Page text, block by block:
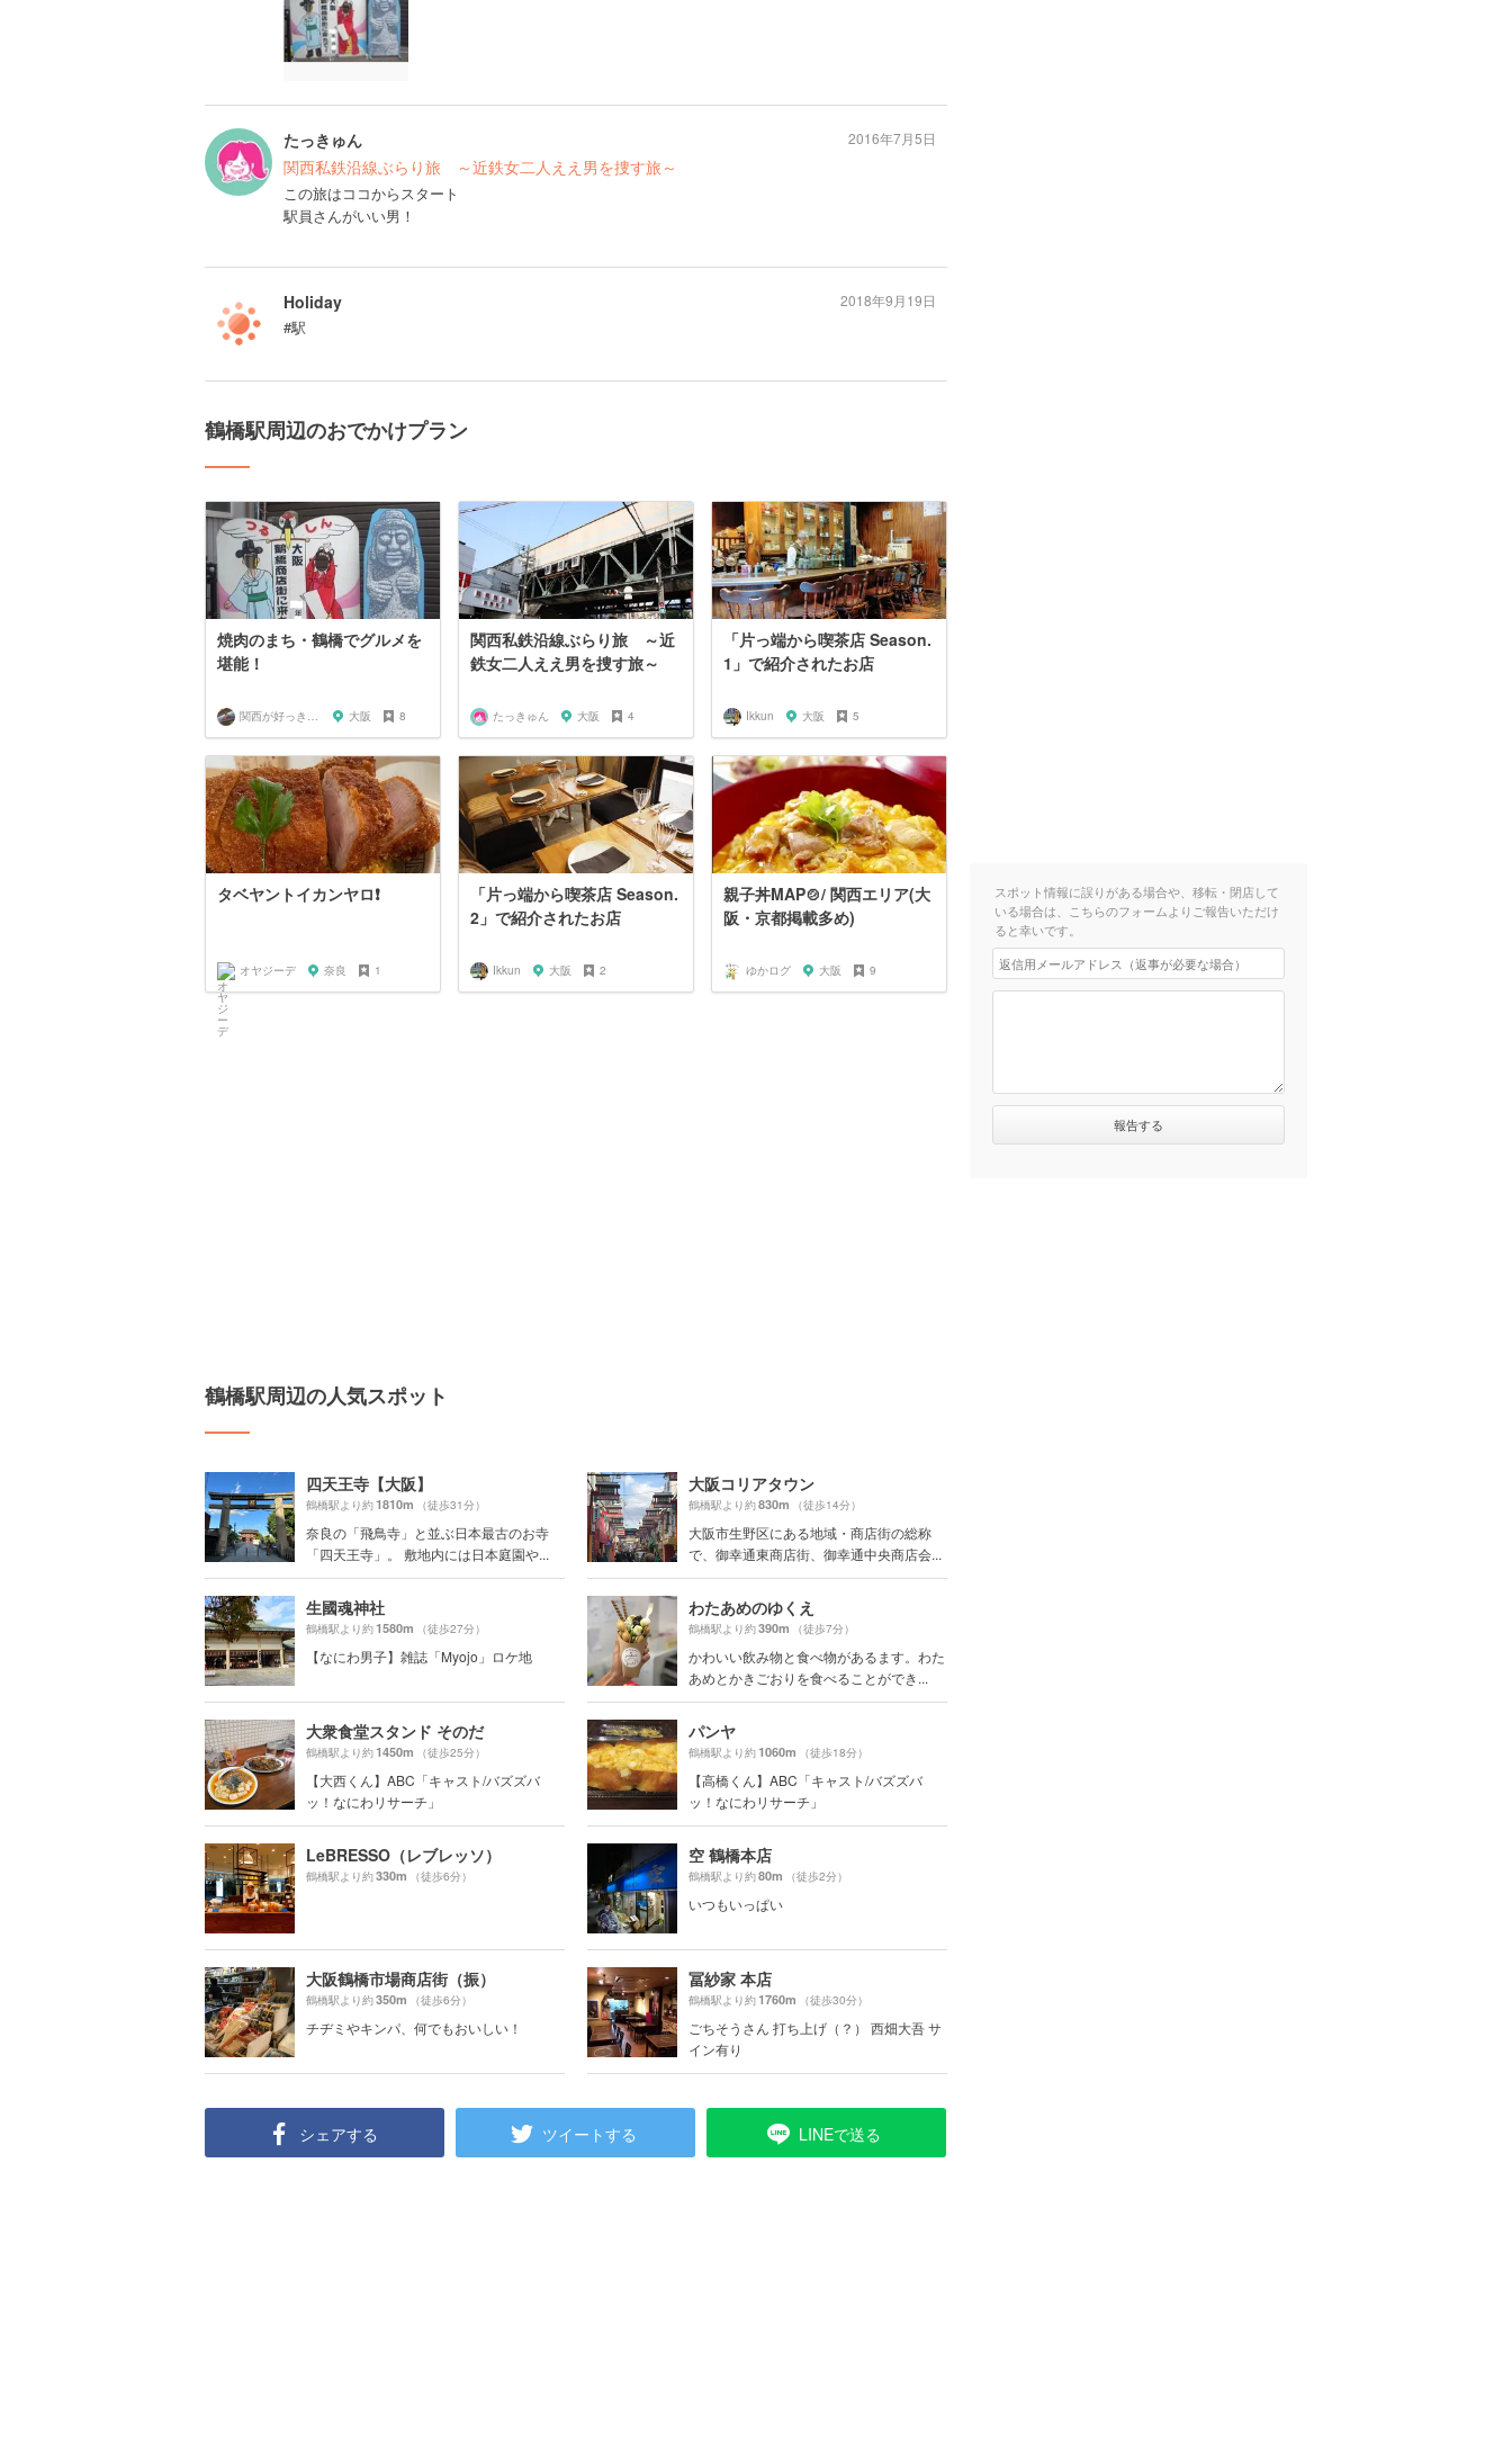
たっきゅん
関西私鉄沿線ぶらり旅 ～近鉄女二人ええ男を捜す旅～
この旅はココからスタート
駅員さんがいい男！
2016年7月5日
Holiday
#駅
2018年9月19日
鶴橋駅周辺のおでかけプラン
焼肉のまち・鶴橋でグルメを
堪能！
関西が好っきゃねん 大阪 8
関西私鉄沿線ぶらり旅 ～近
鉄女二人ええ男を捜す旅～
たっきゅん 大阪 4
「片っ端から喫茶店 Season.
1」で紹介されたお店
Ikkun 大阪 5
タベヤントイカンヤロ❗️
オヤジーデ 奈良 1
「片っ端から喫茶店 Season.
2」で紹介されたお店
Ikkun 大阪 2
親子丼MAP🍲/ 関西エリア(大
阪・京都掲載多め)
ゆかログ 大阪 9
鶴橋駅周辺の人気スポット
四天王寺【大阪】
鶴橋駅より約1810m （徒歩31分）
奈良の「飛鳥寺」と並ぶ日本最古のお寺
「四天王寺」。 敷地内には日本庭園や...
大阪コリアタウン
鶴橋駅より約830m （徒歩14分）
大阪市生野区にある地域・商店街の総称
で、御幸通東商店街、御幸通中央商店会...
生國魂神社
鶴橋駅より約1580m （徒歩27分）
【なにわ男子】雑誌「Myojo」ロケ地
わたあめのゆくえ
鶴橋駅より約390m （徒歩7分）
かわいい飲み物と食べ物があるます。わた
あめとかきごおりを食べることができ...
大衆食堂スタンド そのだ
鶴橋駅より約1450m （徒歩25分）
【大西くん】ABC「キャスト/バズズバ
ッ！なにわリサーチ」
パンヤ
鶴橋駅より約1060m （徒歩18分）
【高橋くん】ABC「キャスト/バズズバ
ッ！なにわリサーチ」
LeBRESSO（レブレッソ）
鶴橋駅より約330m （徒歩6分）
空 鶴橋本店
鶴橋駅より約80m （徒歩2分）
いつもいっぱい
大阪鶴橋市場商店街（振）
鶴橋駅より約350m （徒歩6分）
チヂミやキンパ、何でもおいしい！
冨紗家 本店
鶴橋駅より約1760m （徒歩30分）
ごちそうさん 打ち上げ（？） 西畑大吾 サ
イン有り
シェアする ツイートする LINEで送る
スポット情報に誤りがある場合や、移転・閉店して
いる場合は、こちらのフォームよりご報告いただけ
ると幸いです。